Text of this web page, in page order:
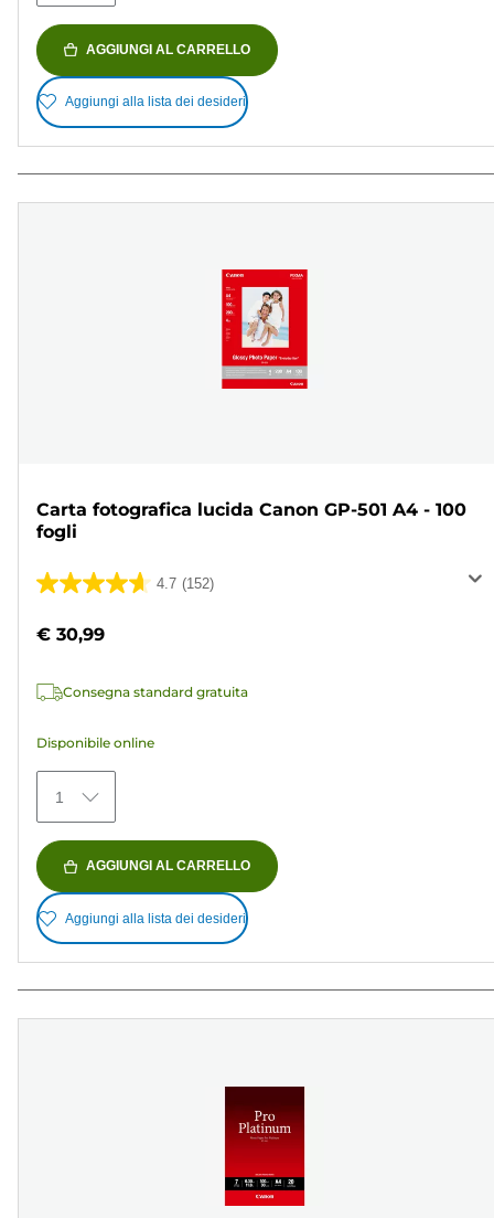
AGGIUNGI AL CARRELLO
Aggiungi alla lista dei desideri
Carta fotografica lucida Canon GP-501 A4 - 100
fogli
4.7 (152)
4.7
5
152
€ 30,99
Consegna standard gratuita
Disponibile online
1
AGGIUNGI AL CARRELLO
Aggiungi alla lista dei desideri